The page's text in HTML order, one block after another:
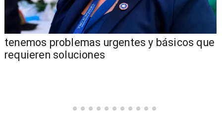
tenemos problemas urgentes y básicos que
requieren soluciones